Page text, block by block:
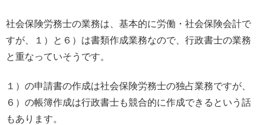
社会保険労務士の業務は、基本的に労働・社会保険会計で
すが、１）と６）は書類作成業務なので、行政書士の業務
と重なっていそうです。
１）の申請書の作成は社会保険労務士の独占業務ですが、
６）の帳簿作成は行政書士も競合的に作成できるという話
もあります。